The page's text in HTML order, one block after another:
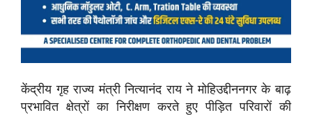
केंद्रीय गृह राज्य मंत्री नित्यानंद राय ने मोहिउद्दीननगर के बाढ़
प्रभावित क्षेत्रों का निरीक्षण करते हुए पीड़ित परिवारों की